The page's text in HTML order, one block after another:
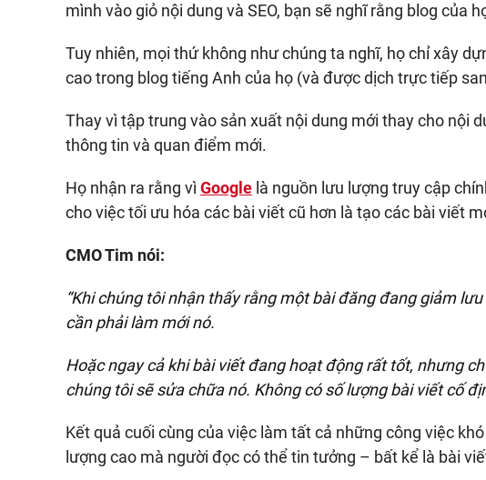
mình vào giỏ nội dung và SEO, bạn sẽ nghĩ rằng blog của
Tuy nhiên, mọi thứ không như chúng ta nghĩ, họ chỉ xây
cao trong blog tiếng Anh của họ (và được dịch trực tiếp
Thay vì tập trung vào sản xuất nội dung mới thay cho nội
thông tin và quan điểm mới.
Họ nhận ra rằng vì Google là nguồn lưu lượng truy cập
cho việc tối ưu hóa các bài viết cũ hơn là tạo các bài viết
CMO Tim nói:
“Khi chúng tôi nhận thấy rằng một bài đăng đang giảm
cần phải làm mới nó.
Hoặc ngay cả khi bài viết đang hoạt động rất tốt, nhưng
chúng tôi sẽ sửa chữa nó. Không có số lượng bài viết cố
Kết quả cuối cùng của việc làm tất cả những công việc
lượng cao mà người đọc có thể tin tưởng – bất kể là bài